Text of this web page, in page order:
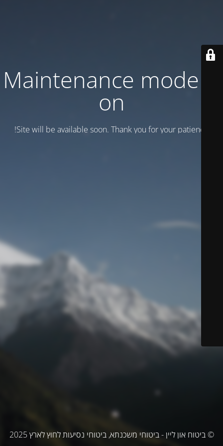
Maintenance mode is
on
Site will be available soon. Thank you for your patience!
© ביטוח און ליין - ביטוחי משכנתא, ביטוחי נסיעות לחוץ לארץ 2025